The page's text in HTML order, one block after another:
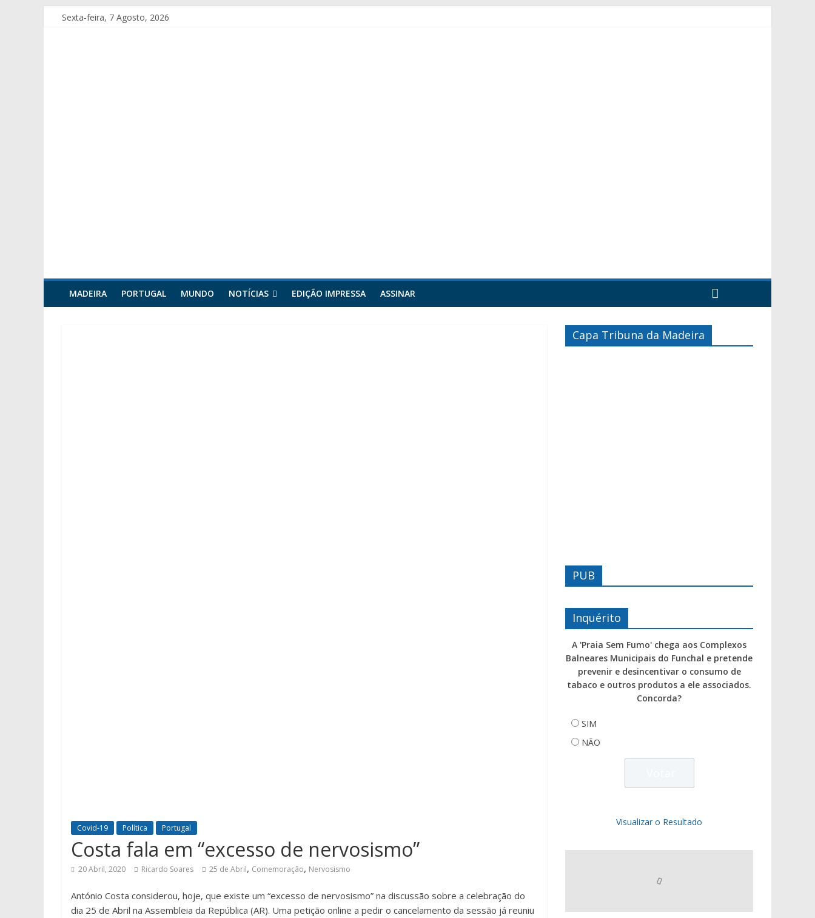
Sexta-feira, 7 Agosto, 2026
MADEIRA PORTUGAL MUNDO NOTÍCIAS EDIÇÃO IMPRESSA ASSINAR
Covid-19 Política Portugal
Costa fala em “excesso de nervosismo”
20 Abril, 2020 Ricardo Soares 25 de Abril, Comemoração, Nervosismo
António Costa considerou, hoje, que existe um “excesso de nervosismo” na discussão sobre a celebração do
dia 25 de Abril na Assembleia da República (AR). Uma petição online a pedir o cancelamento da sessão já reuniu
Capa Tribuna da Madeira
PUB
Inquérito
A 'Praia Sem Fumo' chega aos Complexos
Balneares Municipais do Funchal e pretende
prevenir e desincentivar o consumo de
tabaco e outros produtos a ele associados.
Concorda?
SIM
NÃO
Visualizar o Resultado